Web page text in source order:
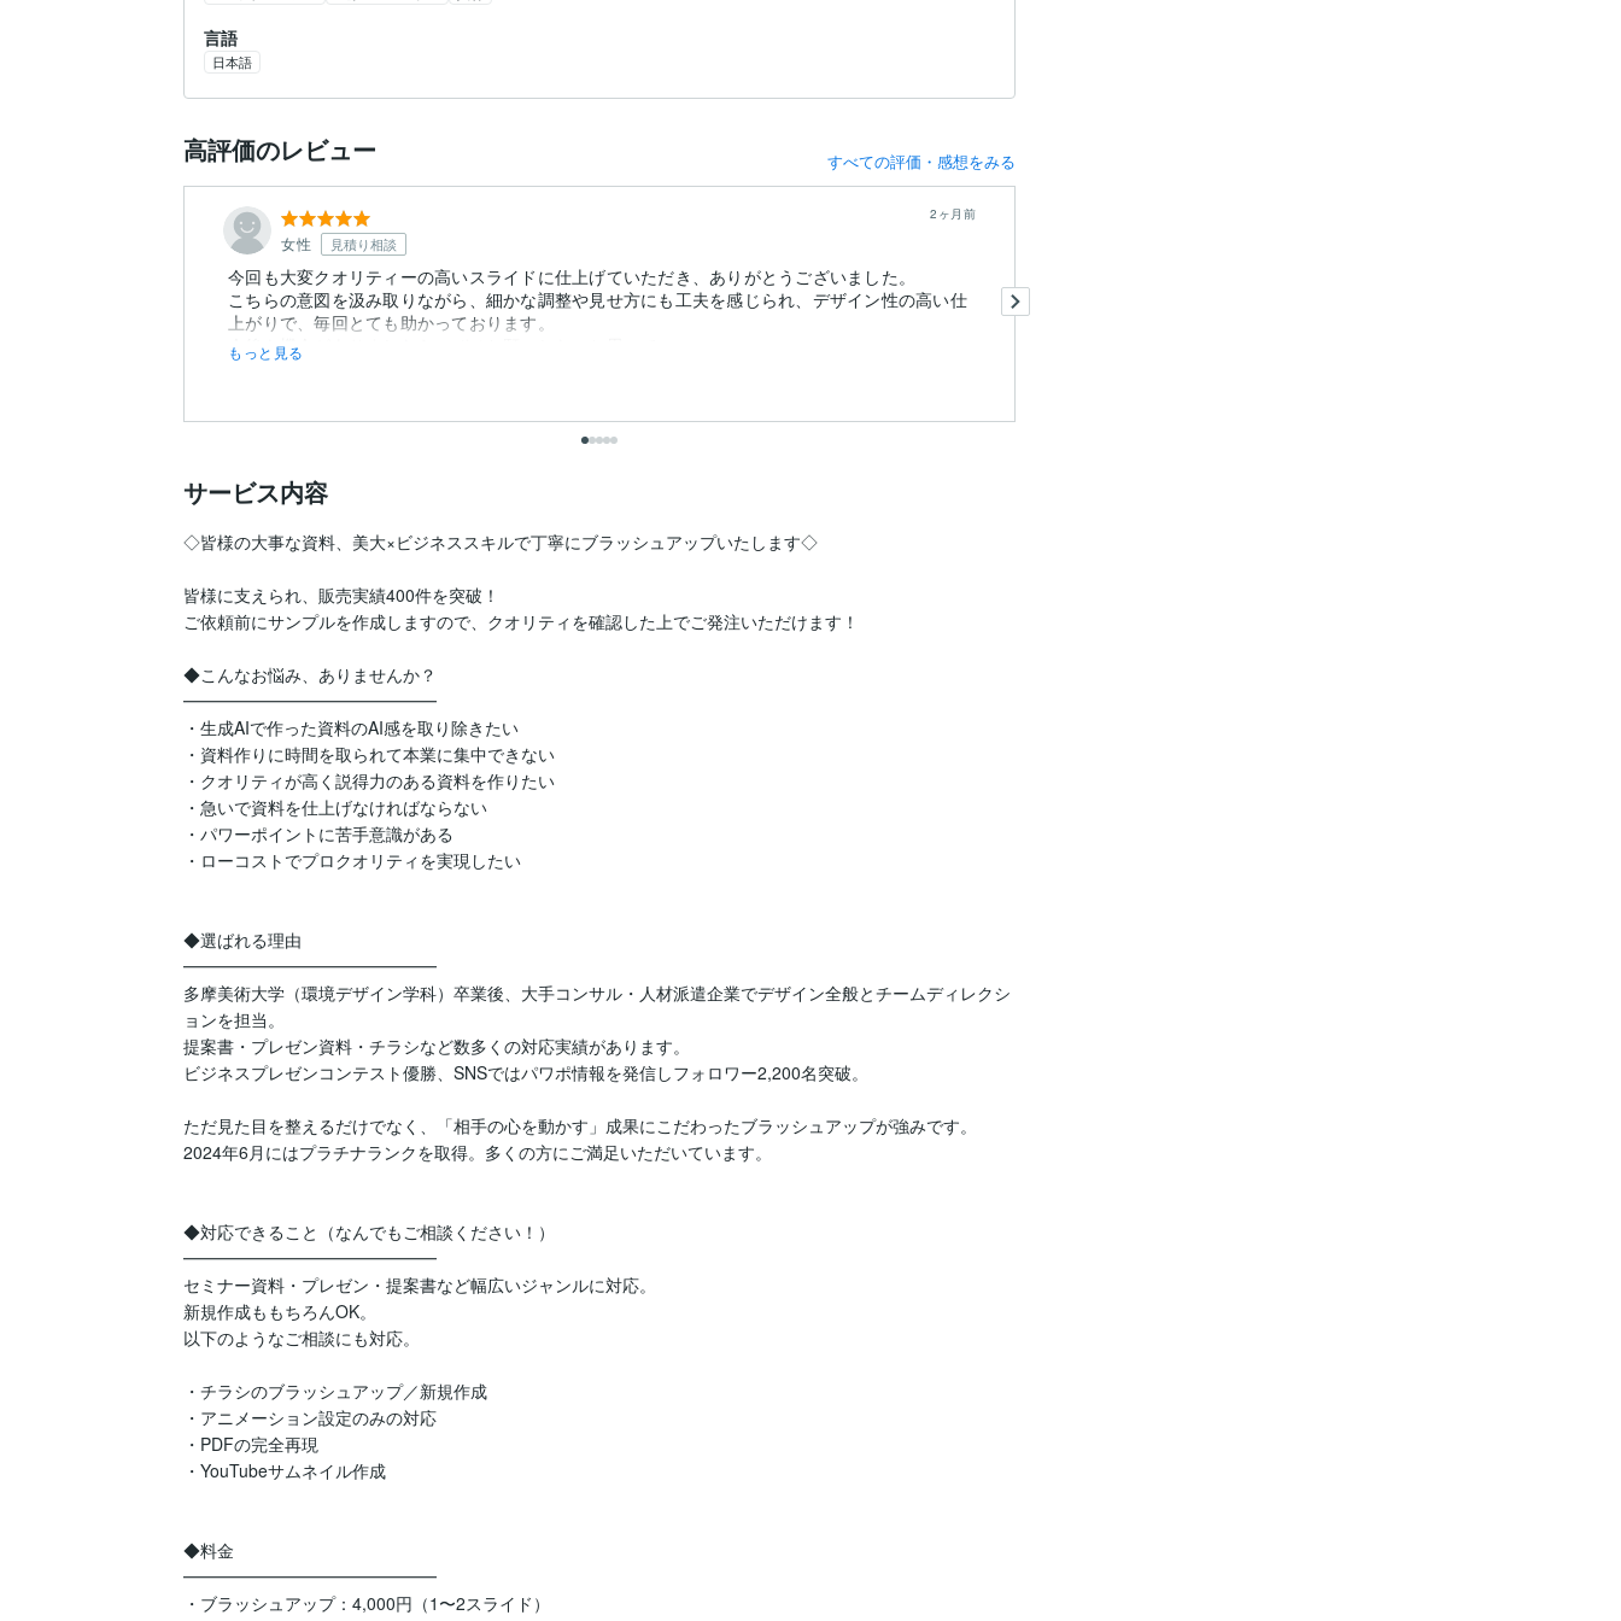
言語
日本語
高評価のレビュー すべての評価・感想をみる
女性 見積り相談
2ヶ月前
今回も大変クオリティーの高いスライドに仕上げていただき、ありがとうございました。
こちらの意図を汲み取りながら、細かな調整や見せ方にも工夫を感じられ、デザイン性の高い仕
上がりで、毎回とても助かっております。
今後も機会がありましたら、ぜひお願いしたいと思って...
もっと見る
サービス内容
◇皆様の大事な資料、美大×ビジネススキルで丁寧にブラッシュアップいたします◇
皆様に支えられ、販売実績400件を突破！
ご依頼前にサンプルを作成しますので、クオリティを確認した上でご発注いただけます！
◆こんなお悩み、ありませんか？
━━━━━━━━━━━━━━━
・生成AIで作った資料のAI感を取り除きたい
・資料作りに時間を取られて本業に集中できない
・クオリティが高く説得力のある資料を作りたい
・急いで資料を仕上げなければならない
・パワーポイントに苦手意識がある
・ローコストでプロクオリティを実現したい
◆選ばれる理由
━━━━━━━━━━━━━━━
多摩美術大学（環境デザイン学科）卒業後、大手コンサル・人材派遣企業でデザイン全般とチームディレクシ
ョンを担当。
提案書・プレゼン資料・チラシなど数多くの対応実績があります。
ビジネスプレゼンコンテスト優勝、SNSではパワポ情報を発信しフォロワー2,200名突破。
ただ見た目を整えるだけでなく、「相手の心を動かす」成果にこだわったブラッシュアップが強みです。
2024年6月にはプラチナランクを取得。多くの方にご満足いただいています。
◆対応できること（なんでもご相談ください！）
━━━━━━━━━━━━━━━
セミナー資料・プレゼン・提案書など幅広いジャンルに対応。
新規作成ももちろんOK。
以下のようなご相談にも対応。
・チラシのブラッシュアップ／新規作成
・アニメーション設定のみの対応
・PDFの完全再現
・YouTubeサムネイル作成
◆料金
━━━━━━━━━━━━━━━
・ブラッシュアップ：4,000円（1〜2スライド）